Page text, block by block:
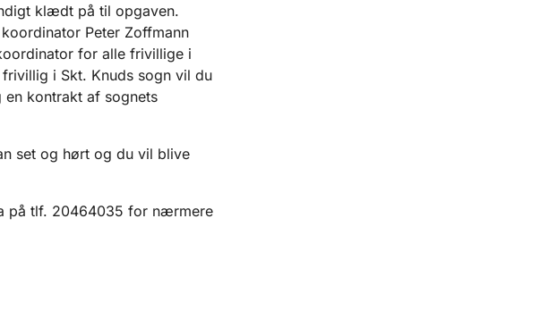
klædt på til opgaven.
Peter Zoffmann
for alle frivillige i
i Skt. Knuds sogn vil du
kontrakt af sognets
set og hørt og du vil blive
på tlf. 20464035 for nærmere